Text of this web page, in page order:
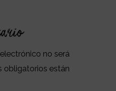
no será
obligatorios están